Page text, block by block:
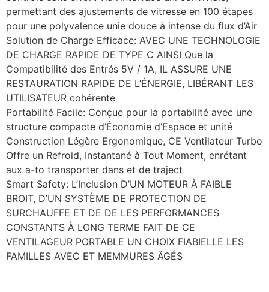
permettant des ajustements de vitresse en 100 étapes
pour une polyvalence unie douce à intense du flux d’Air
Solution de Charge Efficace: AVEC UNE TECHNOLOGIE
DE CHARGE RAPIDE DE TYPE C AINSI Que la
Compatibilité des Entrés 5V / 1A, IL ASSURE UNE
RESTAURATION RAPIDE DE L’ÉNERGIE, LIBÉRANT LES
UTILISATEUR cohérente
Portabilité Facile: Conçue pour la portabilité avec une
structure compacte d’Économie d’Espace et unité
Construction Légère Ergonomique, CE Ventilateur Turbo
Offre un Refroid, Instantané à Tout Moment, enrétant
aux a-to transporter dans et de traject
Smart Safety: L’Inclusion D’UN MOTEUR À FAIBLE
BROIT, D’UN SYSTÈME DE PROTECTION DE
SURCHAUFFE ET DE DE LES PERFORMANCES
CONSTANTS À LONG TERME FAIT DE CE
VENTILAGEUR PORTABLE UN CHOIX FIABIELLE LES
FAMILLES AVEC ET MEMMURES ÂGÉS